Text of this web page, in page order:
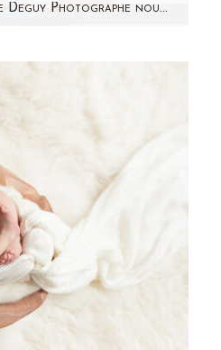
Video Backstage Aline Deguy Photographe nouveau-né, bébé et femme enceinte – Paris
photo nouveau-né ?
de faire appel…